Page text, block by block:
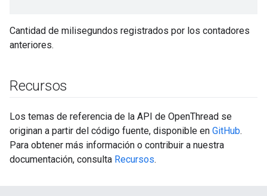
Cantidad de milisegundos registrados por los contadores
anteriores.
Recursos
Los temas de referencia de la API de OpenThread se
originan a partir del código fuente, disponible en GitHub.
Para obtener más información o contribuir a nuestra
documentación, consulta Recursos.